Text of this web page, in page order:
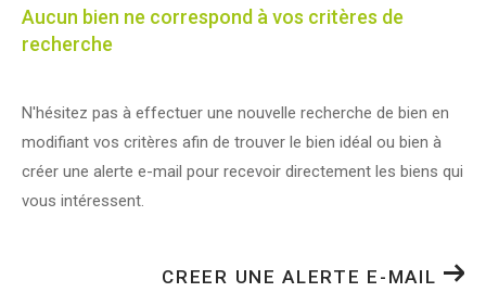
Aucun bien ne correspond à vos critères de
recherche
N'hésitez pas à effectuer une nouvelle recherche de bien en
modifiant vos critères afin de trouver le bien idéal ou bien à
créer une alerte e-mail pour recevoir directement les biens qui
vous intéressent.
CREER UNE ALERTE E-MAIL